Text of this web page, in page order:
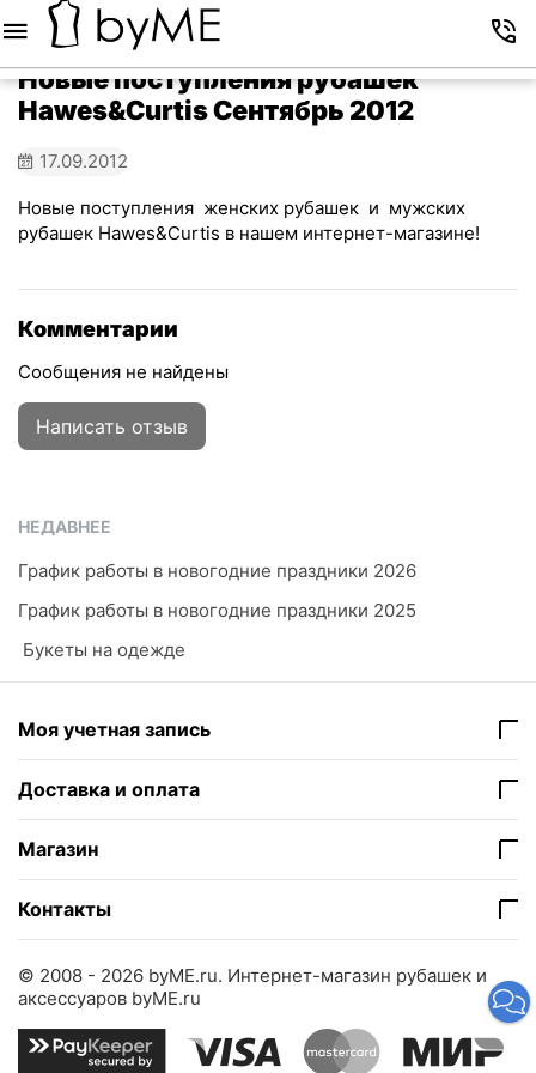
Новые поступления рубашек
Hawes&Curtis Сентябрь 2012
17.09.2012
Новые поступления женских рубашек и мужских
рубашек Hawes&Curtis в нашем интернет-магазине!
Комментарии
Сообщения не найдены
Написать отзыв
НЕДАВНЕЕ
График работы в новогодние праздники 2026
График работы в новогодние праздники 2025
​ Букеты на одежде
Моя учетная запись
Доставка и оплата
Магазин
Контакты
© 2008 - 2026 byME.ru. Интернет-магазин рубашек и
аксессуаров byME.ru
Меню Корзина Контакты